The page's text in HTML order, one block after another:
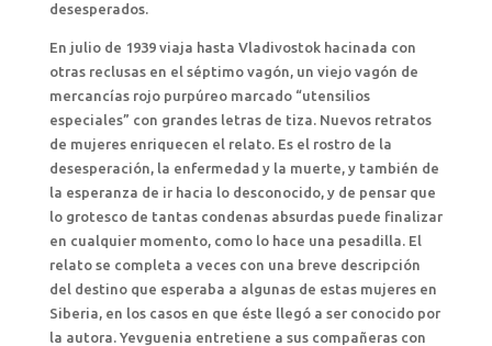
desesperados.
En julio de 1939 viaja hasta Vladivostok hacinada con
otras reclusas en el séptimo vagón, un viejo vagón de
mercancías rojo purpúreo marcado “utensilios
especiales” con grandes letras de tiza. Nuevos retratos
de mujeres enriquecen el relato. Es el rostro de la
desesperación, la enfermedad y la muerte, y también de
la esperanza de ir hacia lo desconocido, y de pensar que
lo grotesco de tantas condenas absurdas puede finalizar
en cualquier momento, como lo hace una pesadilla. El
relato se completa a veces con una breve descripción
del destino que esperaba a algunas de estas mujeres en
Siberia, en los casos en que éste llegó a ser conocido por
la autora. Yevguenia entretiene a sus compañeras con